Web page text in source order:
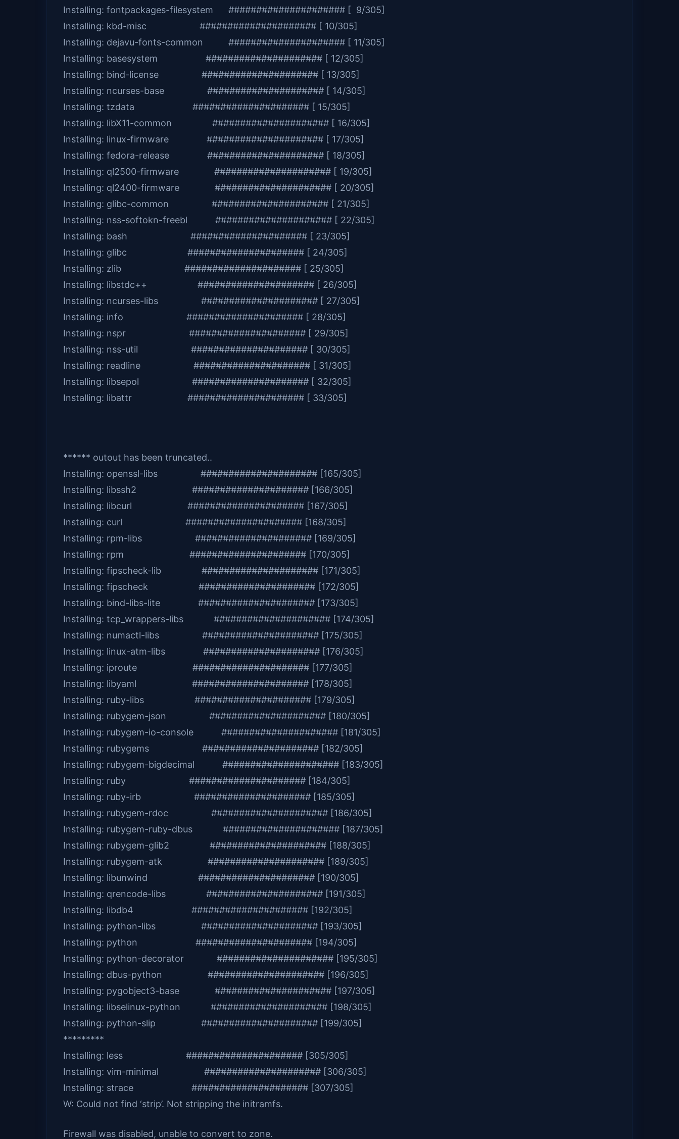
Installing: fontpackages-filesystem ##################### [ 9/305]
Installing: kbd-misc ##################### [ 10/305]
Installing: dejavu-fonts-common ##################### [ 11/305]
Installing: basesystem ##################### [ 12/305]
Installing: bind-license ##################### [ 13/305]
Installing: ncurses-base ##################### [ 14/305]
Installing: tzdata ##################### [ 15/305]
Installing: libX11-common ##################### [ 16/305]
Installing: linux-firmware ##################### [ 17/305]
Installing: fedora-release ##################### [ 18/305]
Installing: ql2500-firmware ##################### [ 19/305]
Installing: ql2400-firmware ##################### [ 20/305]
Installing: glibc-common ##################### [ 21/305]
Installing: nss-softokn-freebl ##################### [ 22/305]
Installing: bash ##################### [ 23/305]
Installing: glibc ##################### [ 24/305]
Installing: zlib ##################### [ 25/305]
Installing: libstdc++ ##################### [ 26/305]
Installing: ncurses-libs ##################### [ 27/305]
Installing: info ##################### [ 28/305]
Installing: nspr ##################### [ 29/305]
Installing: nss-util ##################### [ 30/305]
Installing: readline ##################### [ 31/305]
Installing: libsepol ##################### [ 32/305]
Installing: libattr ##################### [ 33/305]
****** outout has been truncated..
Installing: openssl-libs ##################### [165/305]
Installing: libssh2 ##################### [166/305]
Installing: libcurl ##################### [167/305]
Installing: curl ##################### [168/305]
Installing: rpm-libs ##################### [169/305]
Installing: rpm ##################### [170/305]
Installing: fipscheck-lib ##################### [171/305]
Installing: fipscheck ##################### [172/305]
Installing: bind-libs-lite ##################### [173/305]
Installing: tcp_wrappers-libs ##################### [174/305]
Installing: numactl-libs ##################### [175/305]
Installing: linux-atm-libs ##################### [176/305]
Installing: iproute ##################### [177/305]
Installing: libyaml ##################### [178/305]
Installing: ruby-libs ##################### [179/305]
Installing: rubygem-json ##################### [180/305]
Installing: rubygem-io-console ##################### [181/305]
Installing: rubygems ##################### [182/305]
Installing: rubygem-bigdecimal ##################### [183/305]
Installing: ruby ##################### [184/305]
Installing: ruby-irb ##################### [185/305]
Installing: rubygem-rdoc ##################### [186/305]
Installing: rubygem-ruby-dbus ##################### [187/305]
Installing: rubygem-glib2 ##################### [188/305]
Installing: rubygem-atk ##################### [189/305]
Installing: libunwind ##################### [190/305]
Installing: qrencode-libs ##################### [191/305]
Installing: libdb4 ##################### [192/305]
Installing: python-libs ##################### [193/305]
Installing: python ##################### [194/305]
Installing: python-decorator ##################### [195/305]
Installing: dbus-python ##################### [196/305]
Installing: pygobject3-base ##################### [197/305]
Installing: libselinux-python ##################### [198/305]
Installing: python-slip ##################### [199/305]
*********
Installing: less ##################### [305/305]
Installing: vim-minimal ##################### [306/305]
Installing: strace ##################### [307/305]
W: Could not find ‘strip’. Not stripping the initramfs.
Firewall was disabled, unable to convert to zone.